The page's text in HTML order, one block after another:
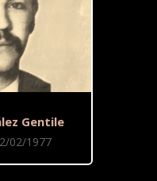
Gentile
02/1977